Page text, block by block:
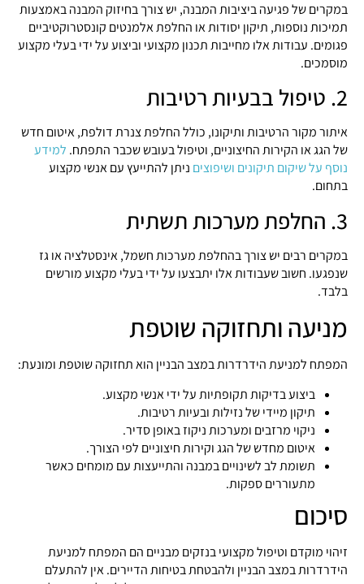
במקרים של פגיעה ביציבות המבנה, יש צורך בחיזוק המבנה באמצעות
תמיכות נוספות, תיקון יסודות או החלפת אלמנטים קונסטרוקטיביים
פגומים. עבודות אלו מחייבות תכנון מקצועי וביצוע על ידי בעלי מקצוע
מוסמכים.
2. טיפול בבעיות רטיבות
איתור מקור הרטיבות ותיקונו, כולל החלפת צנרת דולפת, איטום חדש
של הגג או הקירות החיצוניים, וטיפול בעובש שכבר התפתח. למידע
נוסף על שיקום תיקונים ושיפוצים ניתן להתייעץ עם אנשי מקצוע
בתחום.
3. החלפת מערכות תשתית
במקרים רבים יש צורך בהחלפת מערכות חשמל, אינסטלציה או גז
שנפגעו. חשוב שעבודות אלו יתבצעו על ידי בעלי מקצוע מורשים
בלבד.
מניעה ותחזוקה שוטפת
המפתח למניעת הידרדרות במצב הבניין הוא תחזוקה שוטפת ומונעת:
ביצוע בדיקות תקופתיות על ידי אנשי מקצוע.
תיקון מיידי של נזילות ובעיות רטיבות.
ניקוי מרזבים ומערכות ניקוז באופן סדיר.
איטום מחדש של הגג וקירות חיצוניים לפי הצורך.
תשומת לב לשינויים במבנה והתייעצות עם מומחים כאשר
מתעוררים ספקות.
סיכום
זיהוי מוקדם וטיפול מקצועי בנזקים מבניים הם המפתח למניעת
הידרדרות במצב הבניין ולהבטחת בטיחות הדיירים. אין להתעלם